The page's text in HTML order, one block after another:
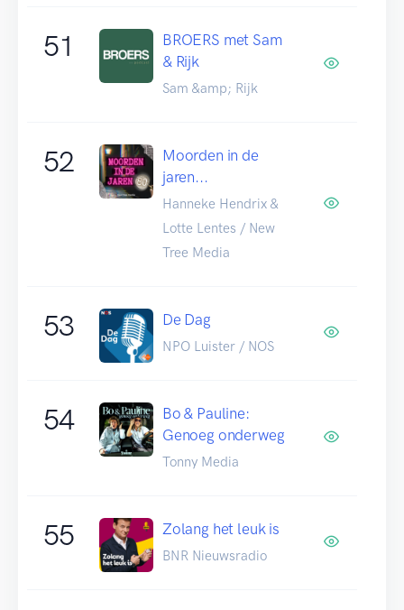
51
BROERS met Sam
& Rijk
Sam &amp; Rijk
52
Moorden in de
jaren...
Hanneke Hendrix &
Lotte Lentes / New
Tree Media
53 De Dag
NPO Luister / NOS
54
Bo & Pauline:
Genoeg onderweg
Tonny Media
55 Zolang het leuk is
BNR Nieuwsradio